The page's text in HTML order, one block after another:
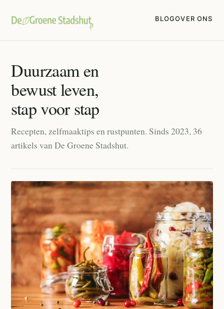
BLOGOVER ONS
Duurzaam en
bewust leven,
stap voor stap
Recepten, zelfmaaktips en rustpunten. Sinds 2023, 36
artikels van De Groene Stadshut.